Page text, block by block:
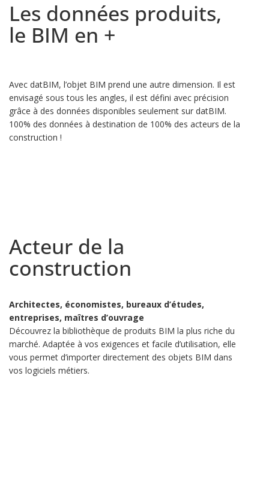
Les données produits,
le BIM en +
Avec datBIM, l’objet BIM prend une autre dimension. Il est
envisagé sous tous les angles, il est défini avec précision
grâce à des données disponibles seulement sur datBIM.
100% des données à destination de 100% des acteurs de la
construction !
Acteur de la
construction
Architectes, économistes, bureaux d’études,
entreprises, maîtres d’ouvrage
Découvrez la bibliothèque de produits BIM la plus riche du
marché. Adaptée à vos exigences et facile d’utilisation, elle
vous permet d’importer directement des objets BIM dans
vos logiciels métiers.